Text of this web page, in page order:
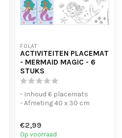
FOLAT
ACTIVITEITEN PLACEMAT
- MERMAID MAGIC - 6
STUKS
- Inhoud 6 placemats
- Afmeting 40 x 30 cm
€2,99
Op voorraad